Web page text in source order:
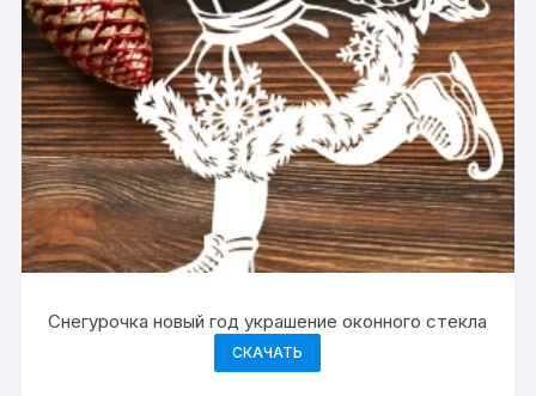
Снегурочка новый год украшение оконного стекла
СКАЧАТЬ